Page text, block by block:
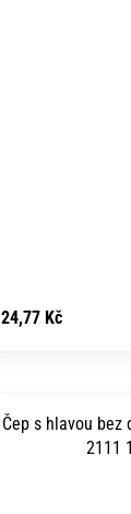
24,77 Kč
Čep s hlavou bez